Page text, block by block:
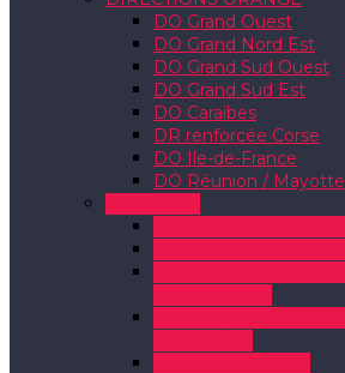
DO Grand Ouest
DO Grand Nord Est
DO Grand Sud Ouest
DO Grand Sud Est
DO Caraïbes
DR renforcée Corse
DO Ile-de-France
DO Réunion / Mayotte